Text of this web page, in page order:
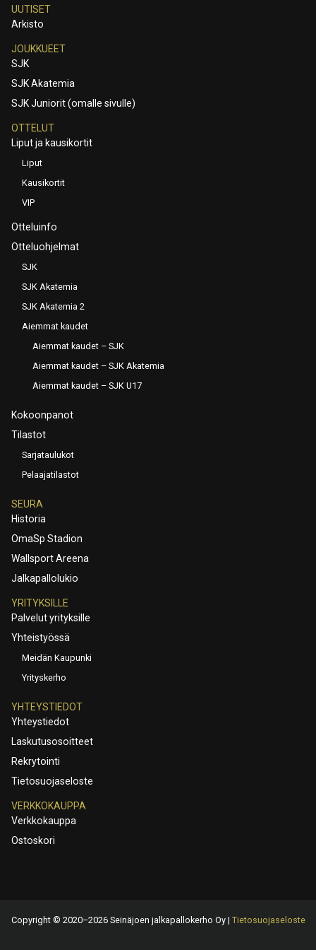
UUTISET
Arkisto
JOUKKUEET
SJK
SJK Akatemia
SJK Juniorit (omalle sivulle)
OTTELUT
Liput ja kausikortit
Liput
Kausikortit
VIP
Otteluinfo
Otteluohjelmat
SJK
SJK Akatemia
SJK Akatemia 2
Aiemmat kaudet
Aiemmat kaudet – SJK
Aiemmat kaudet – SJK Akatemia
Aiemmat kaudet – SJK U17
Kokoonpanot
Tilastot
Sarjataulukot
Pelaajatilastot
SEURA
Historia
OmaSp Stadion
Wallsport Areena
Jalkapallolukio
YRITYKSILLE
Palvelut yrityksille
Yhteistyössä
Meidän Kaupunki
Yrityskerho
YHTEYSTIEDOT
Yhteystiedot
Laskutusosoitteet
Rekrytointi
Tietosuojaseloste
VERKKOKAUPPA
Verkkokauppa
Ostoskori
Copyright © 2020–2026 Seinäjoen jalkapallokerho Oy | Tietosuojaseloste